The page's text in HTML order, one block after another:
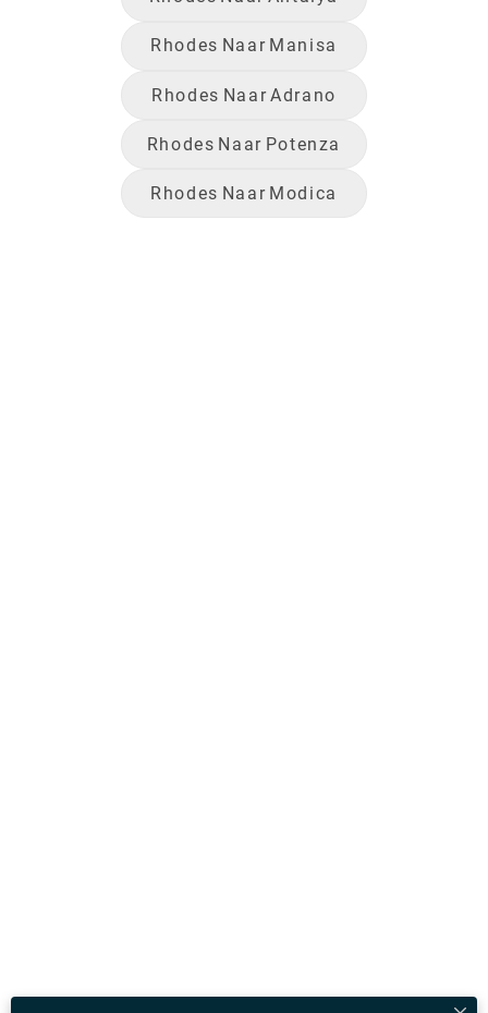
Rhodes Naar Manisa
Rhodes NaarAdrano
Rhodes Naar Potenza
Rhodes Naar Modica